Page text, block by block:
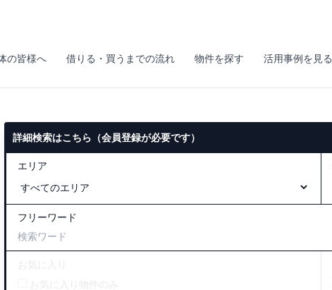
の皆様へ 借りる・買うまでの流れ 物件を探す 活用事例を見る
詳細検索はこちら（会員登録が必要です）
エリア
フリーワード